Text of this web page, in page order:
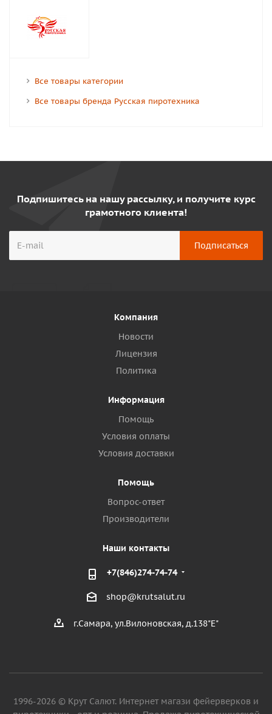
Все товары категории
Все товары бренда Русская пиротехника
Подпишитесь на нашу рассылку, и получите курс
грамотного клиента!
Компания
Новости
Лицензия
Политика
Информация
Помощь
Условия оплаты
Условия доставки
Помощь
Вопрос-ответ
Производители
Наши контакты
+7(846)274-74-74
shop@krutsalut.ru
г.Самара, ул.Вилоновская, д.138"Е"
1996-2026 © Крут Салют. Интернет магази фейерверков и